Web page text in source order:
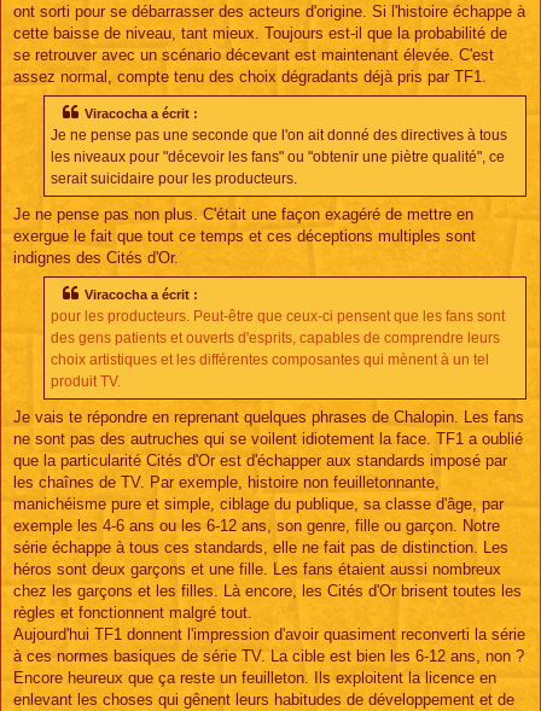
ont sorti pour se débarrasser des acteurs d'origine. Si l'histoire échappe à
cette baisse de niveau, tant mieux. Toujours est-il que la probabilité de
se retrouver avec un scénario décevant est maintenant élevée. C'est
assez normal, compte tenu des choix dégradants déjà pris par TF1.
Viracocha a écrit :
Je ne pense pas une seconde que l'on ait donné des directives à tous
les niveaux pour "décevoir les fans" ou "obtenir une piètre qualité", ce
serait suicidaire pour les producteurs.
Je ne pense pas non plus. C'était une façon exagéré de mettre en
exergue le fait que tout ce temps et ces déceptions multiples sont
indignes des Cités d'Or.
Viracocha a écrit :
pour les producteurs. Peut-être que ceux-ci pensent que les fans sont
des gens patients et ouverts d'esprits, capables de comprendre leurs
choix artistiques et les différentes composantes qui mènent à un tel
produit TV.
Je vais te répondre en reprenant quelques phrases de Chalopin. Les fans
ne sont pas des autruches qui se voilent idiotement la face. TF1 a oublié
que la particularité Cités d'Or est d'échapper aux standards imposé par
les chaînes de TV. Par exemple, histoire non feuilletonnante,
manichéisme pure et simple, ciblage du publique, sa classe d'âge, par
exemple les 4-6 ans ou les 6-12 ans, son genre, fille ou garçon. Notre
série échappe à tous ces standards, elle ne fait pas de distinction. Les
héros sont deux garçons et une fille. Les fans étaient aussi nombreux
chez les garçons et les filles. Là encore, les Cités d'Or brisent toutes les
règles et fonctionnent malgré tout.
Aujourd'hui TF1 donnent l'impression d'avoir quasiment reconverti la série
à ces normes basiques de série TV. La cible est bien les 6-12 ans, non ?
Encore heureux que ça reste un feuilleton. Ils exploitent la licence en
enlevant les choses qui gênent leurs habitudes de développement et de